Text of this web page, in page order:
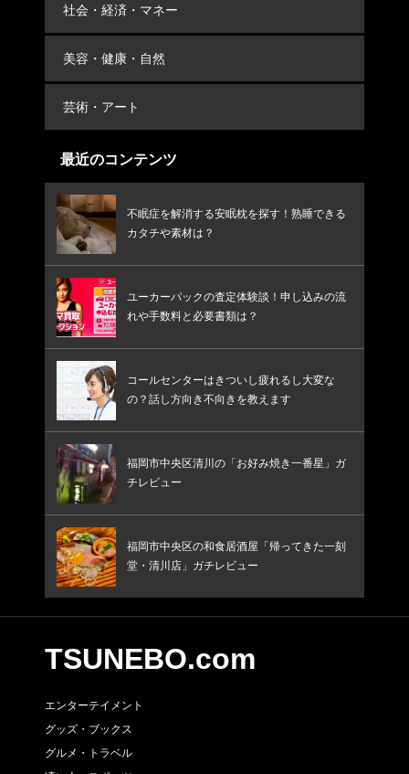
社会・経済・マネー
美容・健康・自然
芸術・アート
最近のコンテンツ
不眠症を解消する安眠枕を探す！熟睡できる
カタチや素材は？
ユーカーパックの査定体験談！申し込みの流
れや手数料と必要書類は？
コールセンターはきついし疲れるし大変な
の？話し方向き不向きを教えます
福岡市中央区清川の「お好み焼き一番星」ガ
チレビュー
福岡市中央区の和食居酒屋「帰ってきた一刻
堂・清川店」ガチレビュー
TSUNEBO.com
エンターテイメント
グッズ・ブックス
グルメ・トラベル